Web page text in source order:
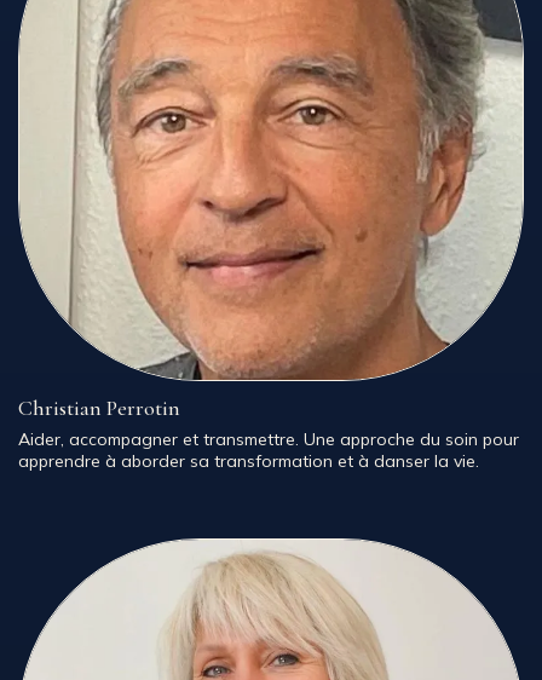
Christian Perrotin
Aider, accompagner et transmettre. Une approche du soin pour
apprendre à aborder sa transformation et à danser la vie.